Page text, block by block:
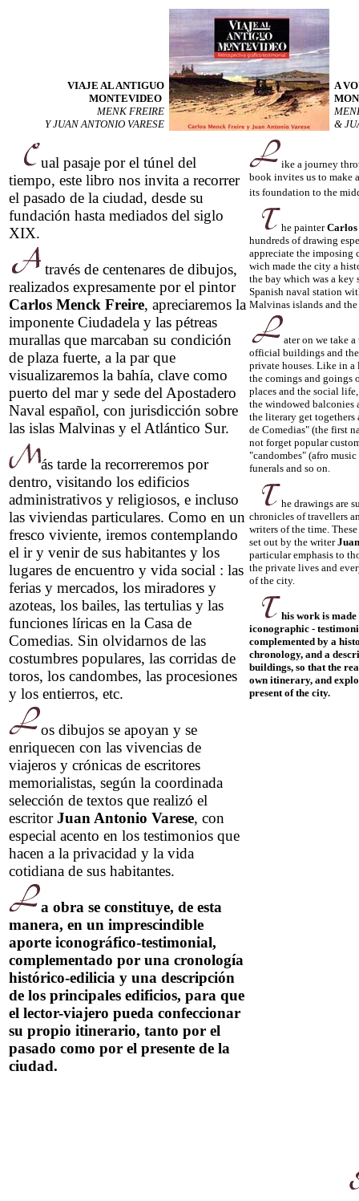
VIAJE AL ANTIGUO
MONTEVIDEO
MENK FREIRE
Y JUAN ANTONIO VARESE
A
&
ual pasaje por el túnel del
tiempo, este libro nos invita a recorrer
el pasado de la ciudad, desde su
fundación hasta mediados del siglo
XIX.
través de centenares de dibujos,
realizados expresamente por el pintor
Carlos Menck Freire, apreciaremos la
imponente Ciudadela y las pétreas
murallas que marcaban su condición
de plaza fuerte, a la par que
visualizaremos la bahía, clave como
puerto del mar y sede del Apostadero
Naval español, con jurisdicción sobre
las islas Malvinas y el Atlántico Sur.
ás tarde la recorreremos por
dentro, visitando los edificios
administrativos y religiosos, e incluso
las viviendas particulares. Como en un
fresco viviente, iremos contemplando
el ir y venir de sus habitantes y los
lugares de encuentro y vida social : las
ferias y mercados, los miradores y
azoteas, los bailes, las tertulias y las
funciones líricas en la Casa de
Comedias. Sin olvidarnos de las
costumbres populares, las corridas de
toros, los candombes, las procesiones
y los entierros, etc.
os dibujos se apoyan y se
enriquecen con las vivencias de
viajeros y crónicas de escritores
memorialistas, según la coordinada
selección de textos que realizó el
escritorJuan Antonio Varese, con
especial acento en los testimonios que
hacen a la privacidad y la vida
cotidiana de sus habitantes.
a obra se constituye, de esta
manera, en un imprescindible
aporte iconográfico-testimonial,
complementado por una cronología
histórico-edilicia y una descripción
de los principales edificios, para que
el lector-viajero pueda confeccionar
su propio itinerario, tanto por el
pasado como por el presente de la
ciudad.
ike a journey
book invites us to make
its foundation to the
he painter
hundreds of drawing
appreciate the imposing
wich made the city a
the bay which was a key
Spanish naval station
Malvinas islands and
ater on we take
official buildings and the
private houses. Like in
the comings and goings
places and the social
the windowed balconies
the literary get togethers
de Comedias" (the first
not forget popular
"candombes" (afro music
funerals and so on.
he drawings are
chronicles of travellers
writers of the time.
set out by the writer
particular emphasis to
the private lives and
of the city.
his work is made
iconographic -
complemented by a
chronology, and a
buildings, so that the
own itinerary, and
present of the city.